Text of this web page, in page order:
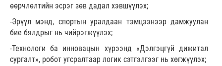
өөрчлөлтийн эсрэг зөв дадал хэвшүүлэх;
-Эрүүл мэнд, спортын уралдаан тэмцээнээр дамжуулан
бие бялдрыг нь чийрэгжүүлэх;
-Технологи ба инновацын хүрээнд «Дэлгэцгүй дижитал
сургалт», робот угсралтаар логик сэтгэлгээг нь хөгжүүлэх;